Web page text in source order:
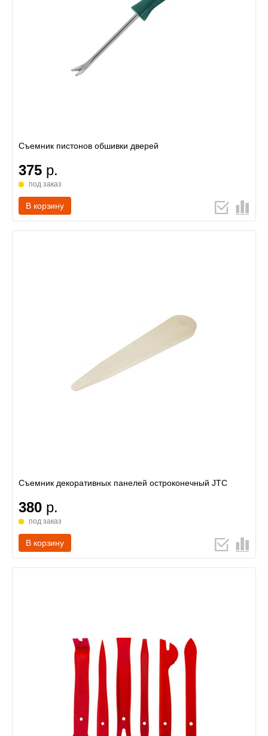
Съемник пистонов обшивки дверей
375 р.
под заказ
В корзину
Съемник декоративных панелей остроконечный JTC
380 р.
под заказ
В корзину